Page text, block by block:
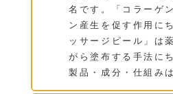
名です。「コラーゲ
ン産生を促す作用に
ッサージピール」は
がら塗布する手法に
製品・成分・仕組み